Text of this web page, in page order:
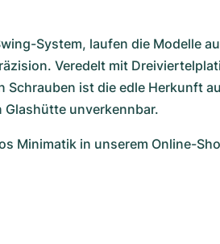
System, laufen die Modelle
Veredelt mit
ist die edle Herkunft
unverkennbar.
Minimatik in unserem Online-